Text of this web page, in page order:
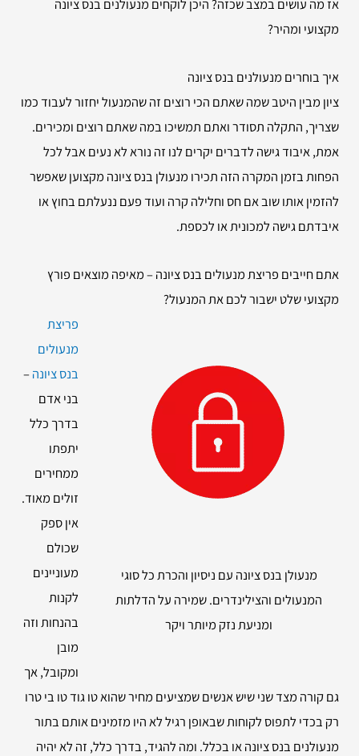
אז מה עושים במצב שכזה? היכן לוקחים מנעולנים בנס ציונה
מקצועי ומהיר?
איך בוחרים מנעולנים בנס ציונה
ציון מבין היטב שמה שאתם הכי רוצים זה שהמנעול יחזור לעבוד כמו
שצריך, התקלה תסודר ואתם תמשיכו במה שאתם רוצים ומכירים.
אמת, איבוד גישה לדברים יקרים לנו זה נורא לא נעים אבל לכל
הפחות בזמן המקרה הזה תכירו מנעולן בנס ציונה מקצוען שאפשר
להזמין אותו שוב אם חס וחלילה קרה ועוד פעם ננעלתם בחוץ או
איבדתם גישה למכונית או לכספת.
אתם חייבים פריצת מנעולים בנס ציונה – מאיפה מוצאים פורץ
מקצועי שלט ישבור לכם את המנעול?
מנעולן בנס ציונה עם ניסיון והכרת כל סוגי
המנעולים והצילינדרים. שמירה על הדלתות
ומניעת נזק מיותר ויקר
פריצת
מנעולים
בנס ציונה–
בני אדם
בדרך כלל
יתפתו
ממחירים
זולים מאוד.
אין ספק
שכולם
מעוניינים
לקנות
בהנחות וזה
מובן
ומקובל, אך
גם קורה מצד שני שיש אנשים שמציעים מחיר שהוא טו גוד טו בי טרו
רק בכדי לתפוס לקוחות שבאופן רגיל לא היו מזמינים אותם בתור
מנעולנים בנס ציונה או בכלל. ומה להגיד, בדרך כלל, זה לא יהיה